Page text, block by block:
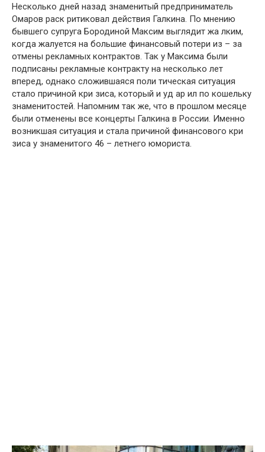
Несколько дней назад знаменитый предприниматель
Омаров раск ритиковал действия Галкина. По мнению
бывшего супруга Бородиной Максим выглядит жа лким,
когда жалуется на большие финансовый потери из – за
отмены рекламных контрактов. Так у Максима были
подписаны рекламные контракту на несколько лет
вперед, однако сложившаяся поли тическая ситуация
стало причиной кри зиса, который и уд ар ил по кошельку
знаменитостей. Напомним так же, что в прошлом месяце
были отменены все концерты Галкина в России. Именно
возникшая ситуация и стала причиной финансового кри
зиса у знаменитого 46 – летнего юмориста.